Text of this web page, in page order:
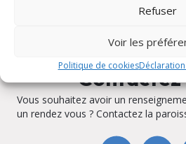
Refuser
Voir les
Politique de cookies
Vous souhaitez avoir un
un rendez vous ? Contactez la